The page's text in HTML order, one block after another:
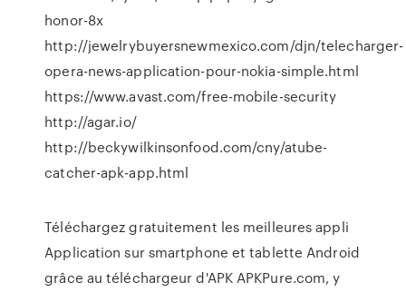
honor-8x
http://jewelrybuyersnewmexico.com/djn/telecharger-
opera-news-application-pour-nokia-simple.html
https://www.avast.com/free-mobile-security
http://agar.io/
http://beckywilkinsonfood.com/cny/atube-
catcher-apk-app.html
Téléchargez gratuitement les meilleures appli
Application sur smartphone et tablette Android
grâce au téléchargeur d'APK APKPure.com, y